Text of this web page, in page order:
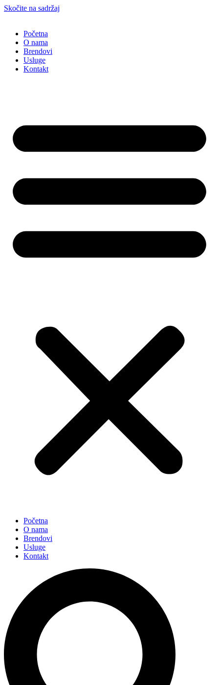
Skočite na sadržaj
Početna
O nama
Brendovi
Usluge
Kontakt
Početna
O nama
Brendovi
Usluge
Kontakt